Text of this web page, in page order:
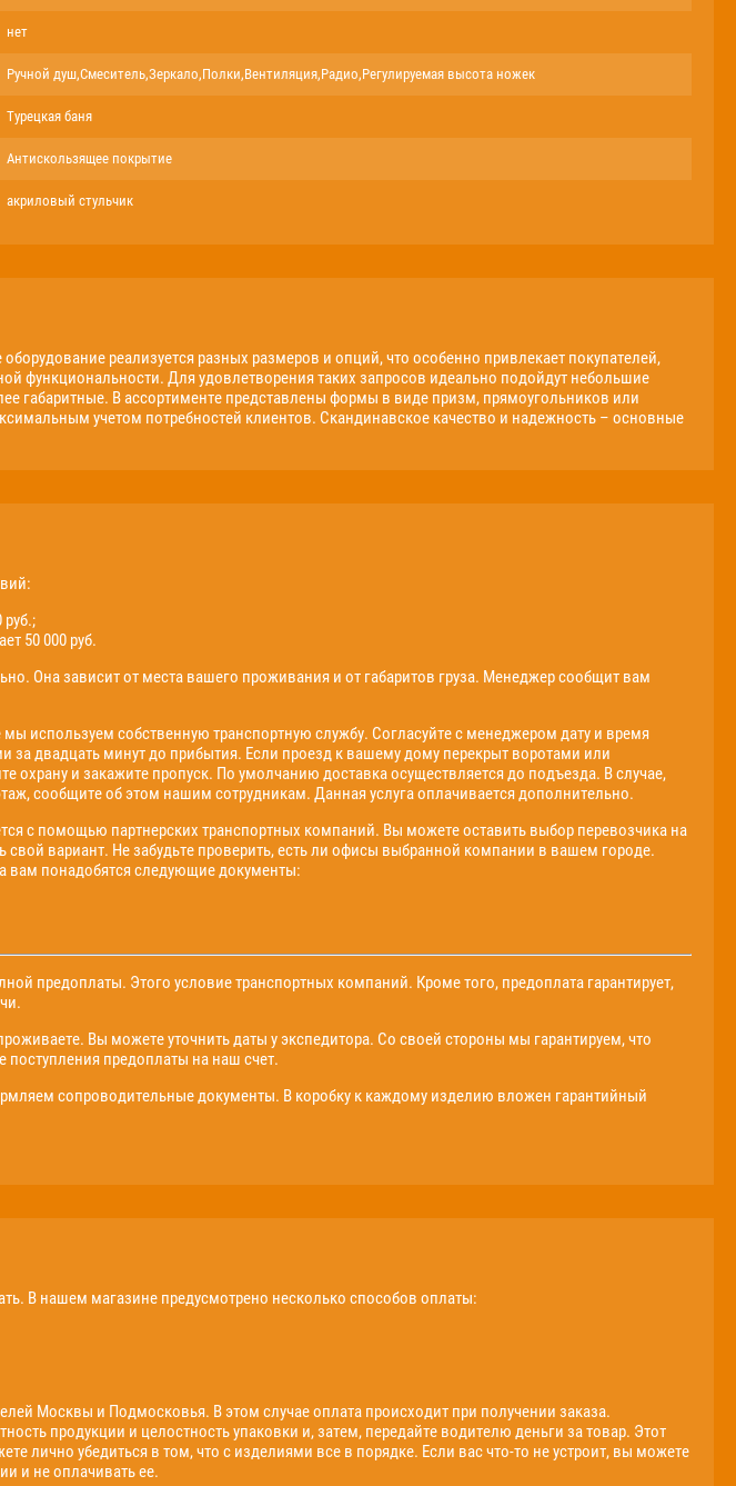
нет
Ручной душ,Смеситель,Зеркало,Полки,Вентиляция,Радио,Регулируемая высота ножек
Турецкая баня
Антискользящее покрытие
акриловый стульчик
реализуется разных размеров и опций, что особенно привлекает покупателей,
функциональности. Для удовлетворения таких запросов идеально подойдут небольшие
габаритные. В ассортименте представлены формы в виде призм, прямоугольников или
учетом потребностей клиентов. Скандинавское качество и надежность – основные
50 000 руб.
Она зависит от места вашего проживания и от габаритов груза. Менеджер сообщит вам
используем собственную транспортную службу. Согласуйте с менеджером дату и время
за двадцать минут до прибытия. Если проезд к вашему дому перекрыт воротами или
охрану и закажите пропуск. По умолчанию доставка осуществляется до подъезда. В случае,
сообщите об этом нашим сотрудникам. Данная услуга оплачивается дополнительно.
с помощью партнерских транспортных компаний. Вы можете оставить выбор перевозчика на
вариант. Не забудьте проверить, есть ли офисы выбранной компании в вашем городе.
вам понадобятся следующие документы:
предоплаты. Этого условие транспортных компаний. Кроме того, предоплата гарантирует,
Вы можете уточнить даты у экспедитора. Со своей стороны мы гарантируем, что
поступления предоплаты на наш счет.
сопроводительные документы. В коробку к каждому изделию вложен гарантийный
В нашем магазине предусмотрено несколько способов оплаты:
Москвы и Подмосковья. В этом случае оплата происходит при получении заказа.
продукции и целостность упаковки и, затем, передайте водителю деньги за товар. Этот
лично убедиться в том, что с изделиями все в порядке. Если вас что-то не устроит, вы можете
и не оплачивать ее.